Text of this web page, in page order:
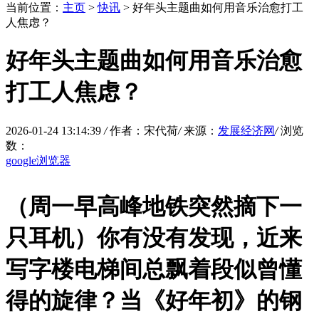
当前位置： 主页 >快讯 > 好年头主题曲如何用音乐治愈打工
人焦虑？
好年头主题曲如何用音乐治愈
打工人焦虑？
2026-01-24 13:14:39 / 作者：宋代荷/ 来源： 发展经济网/ 浏览
数：
google浏览器
（周一早高峰地铁突然摘下一
只耳机）你有没有发现，近来
写字楼电梯间总飘着段似曾懂
得的旋律？当《好年初》的钢